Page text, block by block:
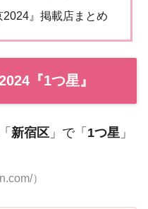
2024』掲載店まとめ
『1つ星』
新宿区 」で「 1つ星 」
）